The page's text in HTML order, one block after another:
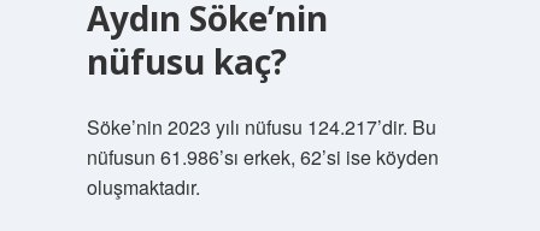
Aydın Söke’nin
nüfusu kaç?
Söke’nin 2023 yılı nüfusu 124.217’dir. Bu
nüfusun 61.986’sı erkek, 62’si ise köyden
oluşmaktadır.